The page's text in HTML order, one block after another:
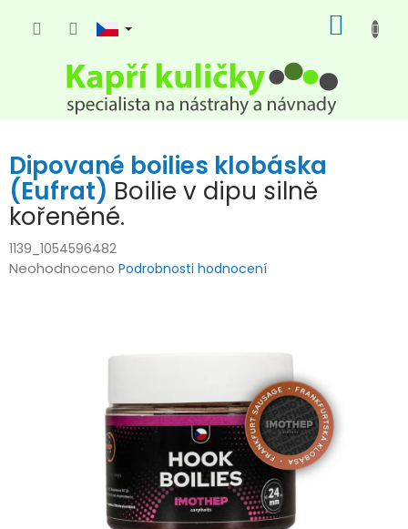
KOŠÍK
Dipované boilies klobáska
(Eufrat) Boilie v dipu silně
kořeněné.
1139_1054596482
Průměrné
Neohodnoceno Podrobnosti hodnocení